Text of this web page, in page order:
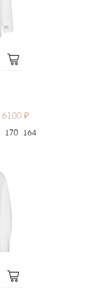
6100 ₽
170 164